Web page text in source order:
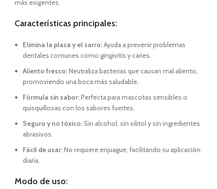
más exigentes.
Características principales:
Elimina la placa y el sarro:Ayuda a prevenir problemas
dentales comunes como gingivitis y caries.
Aliento fresco:Neutraliza bacterias que causan mal aliento,
promoviendo una boca más saludable.
Fórmula sin sabor:Perfecta para mascotas sensibles o
quisquillosas con los sabores fuertes.
Seguro y no tóxico:Sin alcohol, sin xilitol y sin ingredientes
abrasivos.
Fácil de usar:No requiere enjuague, facilitando su aplicación
diaria.
Modo de uso: